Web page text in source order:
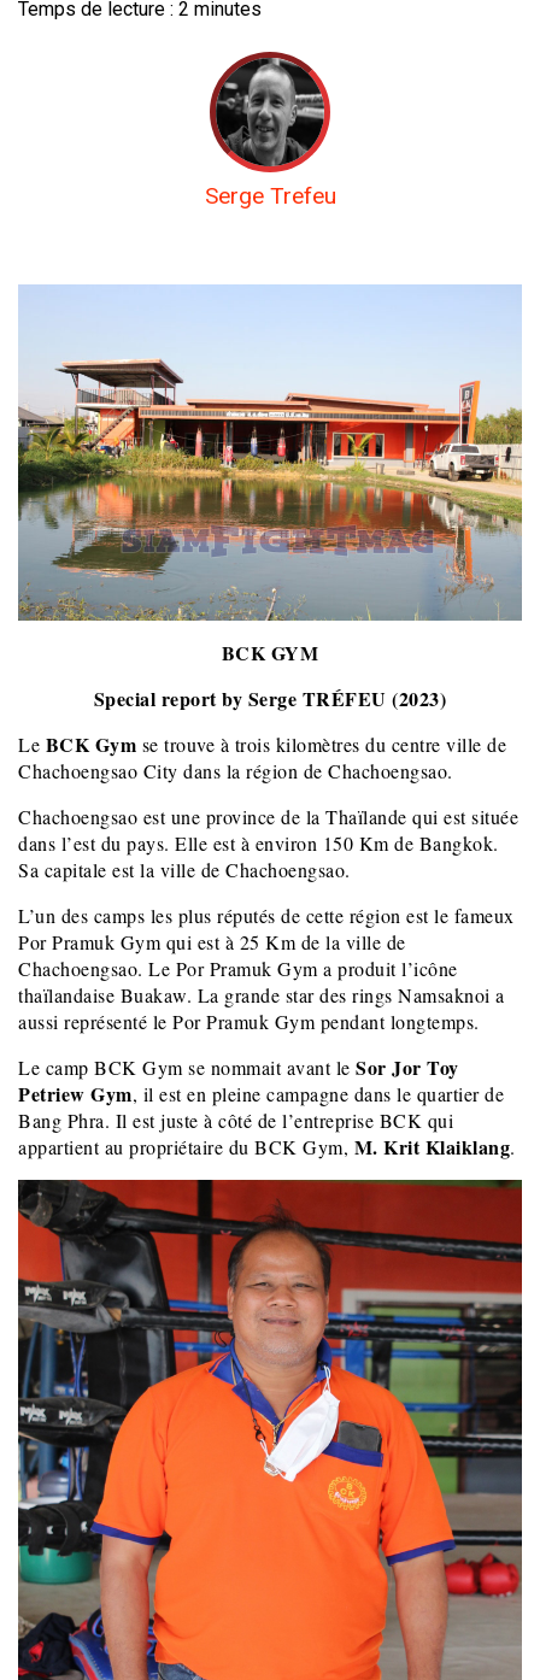
Temps de lecture : 2 minutes
Serge Trefeu
BCK GYM
Special report by Serge TRÉFEU (2023)
Le BCK Gym se trouve à trois kilomètres du centre ville de
Chachoengsao City dans la région de Chachoengsao.
Chachoengsao est une province de la Thaïlande qui est située
dans l’est du pays. Elle est à environ 150 Km de Bangkok.
Sa capitale est la ville de Chachoengsao.
L’un des camps les plus réputés de cette région est le fameux
Por Pramuk Gym qui est à 25 Km de la ville de
Chachoengsao. Le Por Pramuk Gym a produit l’icône
thaïlandaise Buakaw. La grande star des rings Namsaknoi a
aussi représenté le Por Pramuk Gym pendant longtemps.
Le camp BCK Gym se nommait avant le Sor Jor Toy
Petriew Gym, il est en pleine campagne dans le quartier de
Bang Phra. Il est juste à côté de l’entreprise BCK qui
appartient au propriétaire du BCK Gym, M. Krit Klaiklang.